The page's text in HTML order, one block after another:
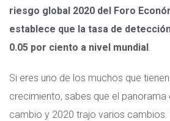
riesgo global 2020 del Foro
establece que la tasa de
0.05 por ciento a nivel mundial
Si eres uno de los muchos que tienen
crecimiento, sabes que el
cambio y 2020 trajo varios